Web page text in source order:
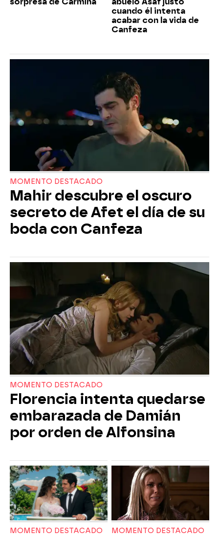
cuando él intenta
acabar con la vida de
Canfeza
MOMENTO DESTACADO
Mahir descubre el oscuro
secreto de Afet el día de su
boda con Canfeza
MOMENTO DESTACADO
Florencia intenta quedarse
embarazada de Damián
por orden de Alfonsina
MOMENTO DESTACADO MOMENTO DESTACADO